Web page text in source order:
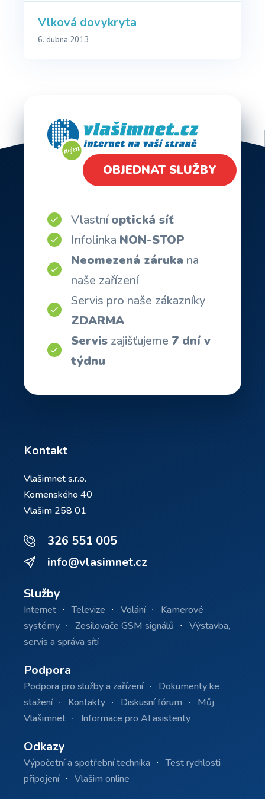
Vlková dovykryta
6. dubna 2013
OBJEDNAT SLUŽBY
Vlastníoptická síť
Infolinka NON-STOP
Neomezená záruka na
naše zařízení
Servis pro naše zákazníky
ZDARMA
Servis zajišťujeme 7 dní v
týdnu
Kontakt
Vlašimnet s.r.o.
Komenského 40
Vlašim 258 01
326 551 005
info@vlasimnet.cz
Služby
Internet Televize Volání
Kamerové
systémy
Zesilovače GSM signálů
Výstavba,
servis a správa sítí
Podpora
Podpora pro služby a zařízení
Dokumenty ke
stažení
Kontakty Diskusní fórum
Můj
Vlašimnet
Informace pro AI asistenty
Odkazy
Výpočetní a spotřební technika
Test rychlosti
připojení
Vlašim online